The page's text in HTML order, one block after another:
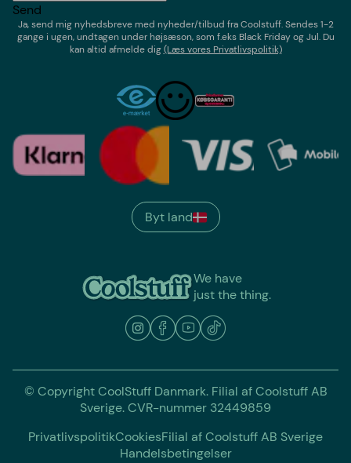
Send
Ja, send mig nyhedsbreve med nyheder/tilbud fraCoolstuff. Sendes 1-2
gange i ugen,undtagen under højsæson, som f.eks Black Friday og Jul. Du
kan altid afmelde dig(Læs vores Privatlivspolitik)
We have
just the thing.
Byt land
© Copyright CoolStuff Danmark. Filial af Coolstuff AB
Sverige. CVR-nummer 32449859
PrivatlivspolitikCookiesFilial af Coolstuff AB Sverige
Handelsbetingelser